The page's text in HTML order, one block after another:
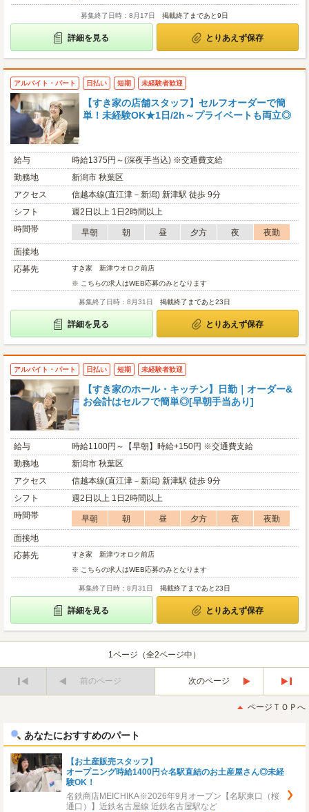
募集終了日時：8月17日 掲載終了まであと9日
詳細を見る とりあえず保存
アルバイト・パート 日払い 短期 未経験者歓迎
【すき家の店舗スタッフ】セルフオーダーで簡
単！未経験OK★1日/2h～プライベートも両立◎
給与
時給1375円～(深夜手当込) ※交通費支給
勤務地
新潟市 秋葉区
アクセス
信越本線(直江津－新潟) 新津駅 徒歩 9分
シフト
週2日以上 1日2時間以上
時間帯
早朝 朝 昼 夕方 夜
夜勤
面接地
応募先
すき家 新津ウオロク前店
※ こちらの求人はWEB応募のみとなります
募集終了日時：8月31日 掲載終了まであと23日
詳細を見る とりあえず保存
アルバイト・パート 日払い 短期 未経験者歓迎
【すき家のホール・キッチン】日勤｜オーダー&
お会計はセルフで簡単◎[早朝手当あり]
給与
時給1100円～【早朝】時給+150円 ※交通費支給
勤務地
新潟市 秋葉区
アクセス
信越本線(直江津－新潟) 新津駅 徒歩 9分
シフト
週2日以上 1日2時間以上
時間帯
早朝 朝 昼 夕方 夜
夜勤
面接地
応募先
すき家 新津ウオロク前店
※ こちらの求人はWEB応募のみとなります
募集終了日時：8月31日 掲載終了まであと23日
詳細を見る とりあえず保存
1ページ（全2ページ中）
前のページ
次のページ
後
ページＴＯＰへ
あなたにおすすめのパート
【お土産販売スタッフ】
オープニング時給1400円☆名駅直結のお土産屋さん◎未経
験OK！
名鉄商店MEICHIKA※2026年9月オープン【名駅東口（桜
通口）】近鉄名古屋線 近鉄名古屋駅など